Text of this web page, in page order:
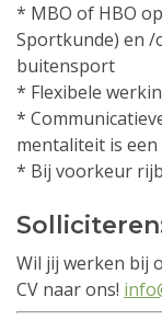
* MBO of HBO
Sportkunde) en
buitensport
* Flexibele
*
mentaliteit is
* Bij voorkeur
Wil jij werken bij
CV naar ons!